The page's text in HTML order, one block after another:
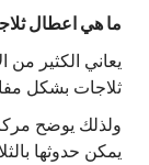
ما هي اعطال
يعاني الكثير
ثلاجات بشكل
ولذلك يوضح مركز
يمكن حدوثها